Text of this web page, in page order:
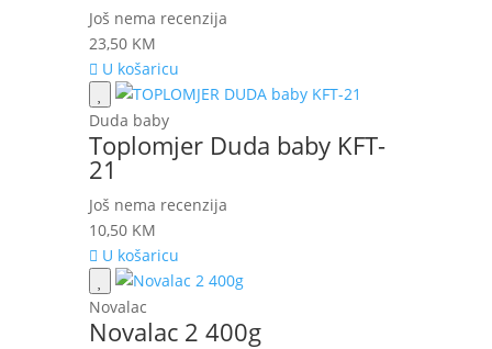
Još nema recenzija
23,50 KM
U košaricu
Duda baby
Toplomjer Duda baby KFT-
21
Još nema recenzija
10,50 KM
U košaricu
Novalac
Novalac 2 400g